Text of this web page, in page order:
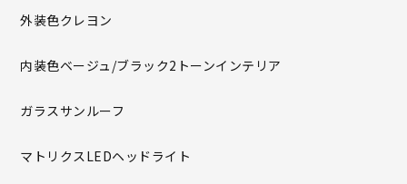
外装色クレヨン
内装色ベージュ/ブラック2トーンインテリア
ガラスサンルーフ
マトリクスLEDヘッドライト